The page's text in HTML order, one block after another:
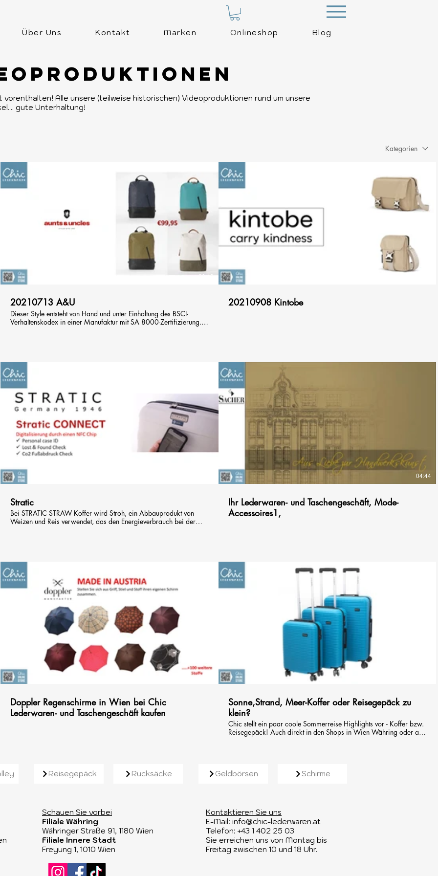
Menu
Über Uns Kontakt Marken Onlineshop Blog
vorenthalten! Alle unsere (teilweise historischen) Videoproduktionen rund um unsere
gute Unterhaltung!
Kategorien
00:40
20210713 A&U
Dieser Style entsteht von Hand und unter Einhaltung des BSCI-
Verhaltenskodex in einer Manufaktur mit SA 8000-Zertifizierung.
Gerbereien. Das leichte, wasserabweisende Baumwollgewebe hat
eine seidenmatte Beschichtung, die sich mit dem Gebrauch poliert.
Die Lederapplikationen sind aus Rindleder gefertigt.
20210908 Kintobe
Stratic
Bei STRATIC STRAW Koffer wird Stroh, ein Abbauprodukt von
Weizen und Reis verwendet, das den Energieverbrauch bei der
04:44
Ihr Lederwaren- und Taschengeschäft, Mode-
Accessoires1,
01:18
Doppler Regenschirme in Wien bei Chic
Lederwaren- und Taschengeschäft kaufen
Sonne,Strand, Meer-Koffer oder Reisegepäck zu
klein?
Chic stellt ein paar coole Sommerreise Highlights vor - Koffer bzw.
Reisegepäck! Auch direkt in den Shops in Wien Währing oder auf
Reisegepäck Rucksäcke Geldbörsen Schirme
Schauen Sie vorbei​
Filiale Währing
Währinger Straße 91, 1180 Wien​
Filiale Innere Stadt
Freyung 1, 1010 Wien
Kontaktieren Sie uns​
E-Mail: info@chic-lederwaren.at
Telefon: +43 1 402 25 03​
Sie erreichen uns von Montag bis
Freitag zwischen 10 und 18 Uhr.